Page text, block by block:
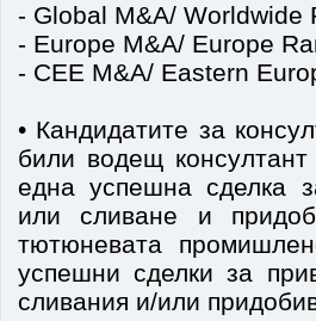
- Global M&A/ Worldwide
- Europe M&A/ Europe
- CEE M&A/ Eastern
• Кандидатите за
били водещ
една успешна сделка
или сливане и
тютюневата
успешни сделки за
сливания и/или